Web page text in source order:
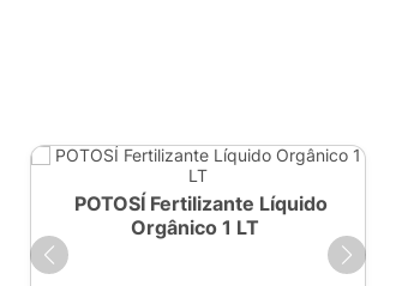
POTOSÍ Fertilizante Líquido
Orgânico 1 LT